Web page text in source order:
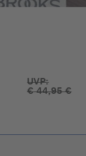
UVP:
€44,95 €